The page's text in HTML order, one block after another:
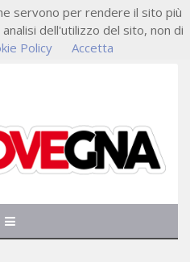
servono per rendere il sito più
dell'utilizzo del sito, non di
Policy Accetta